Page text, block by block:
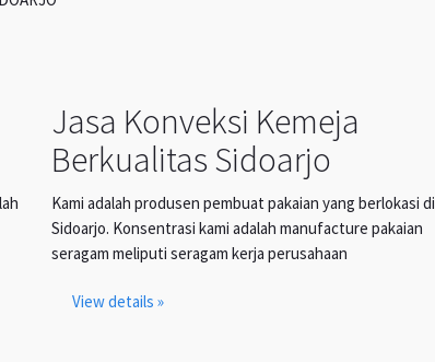
Jasa Konveksi Kemeja
Berkualitas Sidoarjo
Kami adalah produsen pembuat pakaian yang berlokasi di
Sidoarjo. Konsentrasi kami adalah manufacture pakaian
seragam meliputi seragam kerja perusahaan
View details »